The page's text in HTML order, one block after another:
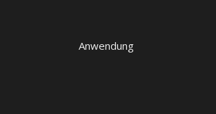
Anwendung